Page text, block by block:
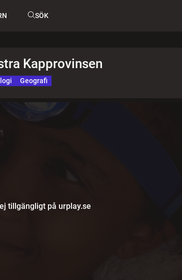
SÖK
Kapprovinsen
Geografi
tillgängligt på urplay.se